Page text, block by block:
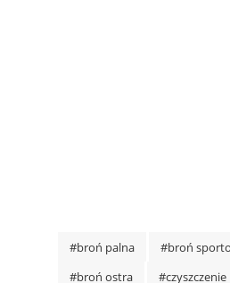
#broń palna #broń
#broń ostra
#czyszczenie